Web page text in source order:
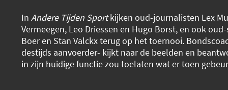
In Andere Tijden Sportkijken oud-journalisten Lex
Vermeegen, Leo Driessen en Hugo Borst, en ook
Boer en Stan Valckx terug op het toernooi.
destijds aanvoerder- kijkt naar de beelden en
in zijn huidige functie zou toelaten wat er toen